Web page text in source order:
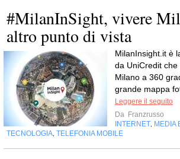
#MilanInSight, vivere
altro punto di vista
MilanInsight.it è
da UniCredit
Milano a 360
grande mappa
Leggere il seguito
Da Franzrusso
INTERNET MEDIA
TECNOLOGIA TELEFONIA MOBILE